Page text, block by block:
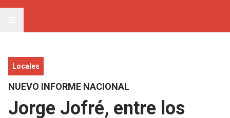
Locales
NUEVO INFORME NACIONAL
Jorge Jofré, entre los